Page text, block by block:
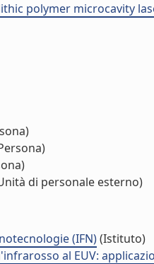
polymer microcavity
di personale esterno)
(IFN)(Istituto)
al EUV: